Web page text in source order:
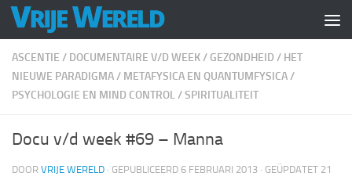
Doorgaan naar inhoud
ASCENTIE / DOCUMENTAIRE V/D WEEK/ GEZONDHEID / HET
NIEUWE PARADIGMA/ METAFYSICA EN QUANTUMFYSICA/
PSYCHOLOGIE EN MIND CONTROL/SPIRITUALITEIT
Docu v/d week #69 – Manna
DOOR VRIJE WERELD · GEPUBLICEERD 6 FEBRUARI 2013 · GEÜPDATET 21